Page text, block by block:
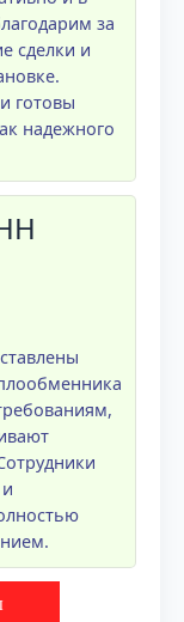
за
сделки и
готовы
надежного